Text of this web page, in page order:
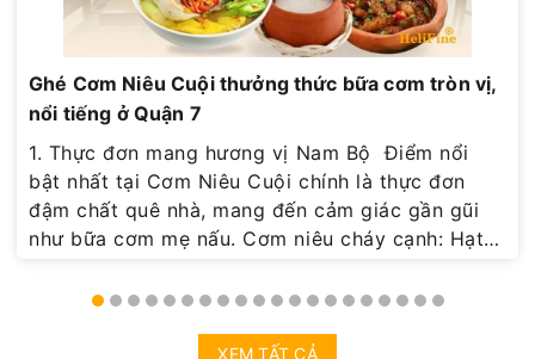
Ghé Cơm Niêu Cuội thưởng thức bữa cơm tròn vị,
nổi tiếng ở Quận 7
1. Thực đơn mang hương vị Nam Bộ Điểm nổi
bật nhất tại Cơm Niêu Cuội chính là thực đơn
đậm chất quê nhà, mang đến cảm giác gần gũi
như bữa cơm mẹ nấu. Cơm niêu cháy cạnh: Hạt
cá kho hay thịt rim vô cùng bắt vị. Món cơm niêu
nóng và hương thơm tự nhiên, khiến ai thưởng
XEM TẤT CẢ